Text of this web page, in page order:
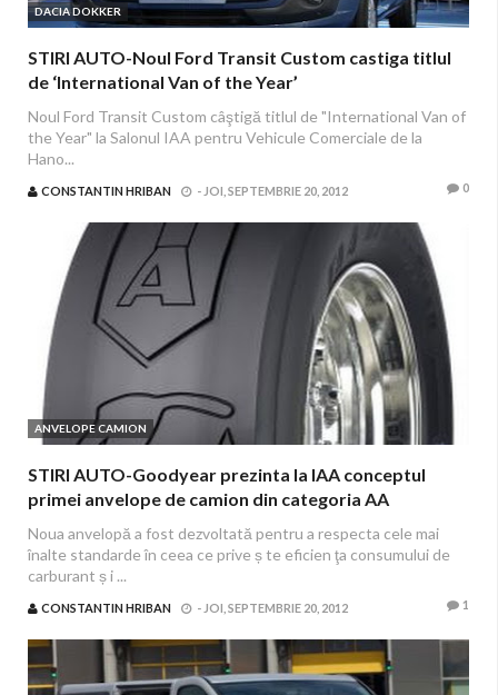
DACIA DOKKER
STIRI AUTO-Noul Ford Transit Custom castiga titlul
de ‘International Van of the Year’
Noul Ford Transit Custom câştigă titlul de "International Van of
the Year" la Salonul IAA pentru Vehicule Comerciale de la
Hano...
CONSTANTIN HRIBAN - JOI, SEPTEMBRIE 20, 2012 0
ANVELOPE CAMION
STIRI AUTO-Goodyear prezinta la IAA conceptul
primei anvelope de camion din categoria AA
Noua anvelopă a fost dezvoltată pentru a respecta cele mai
înalte standarde în ceea ce prive ș te eficien ţa consumului de
carburant ș i ...
CONSTANTIN HRIBAN - JOI, SEPTEMBRIE 20, 2012 1